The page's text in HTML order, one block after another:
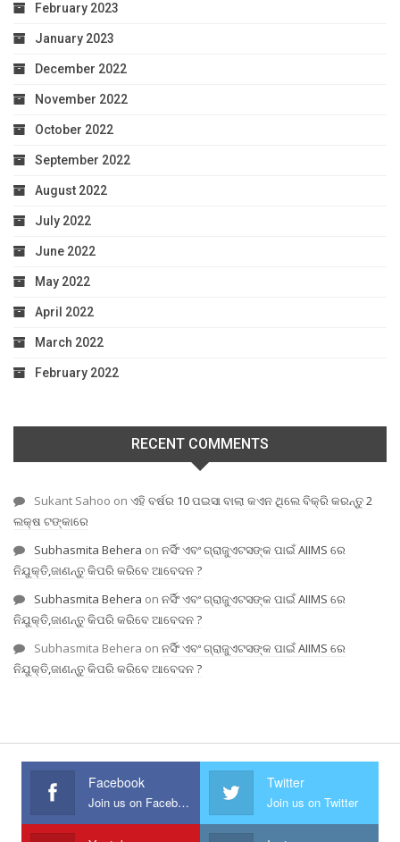
February 2023
January 2023
December 2022
November 2022
October 2022
September 2022
August 2022
July 2022
June 2022
May 2022
April 2022
March 2022
February 2022
RECENT COMMENTS
Sukant Sahoo on ଏହି ବର୍ଷର 10 ପଇସା ବାଲା କଏନ ଥିଲେ ବିକ୍ରି କରନ୍ତୁ 2
ଲକ୍ଷ ଟଙ୍କାରେ
Subhasmita Behera on ନର୍ସିଂ ଏବଂ ଗ୍ରାଜୁଏଟସଙ୍କ ପାଇଁ AIIMS ରେ
ନିଯୁକ୍ତି,ଜାଣନ୍ତୁ କିପରି କରିବେ ଆବେଦନ ?
Subhasmita Behera on ନର୍ସିଂ ଏବଂ ଗ୍ରାଜୁଏଟସଙ୍କ ପାଇଁ AIIMS ରେ
ନିଯୁକ୍ତି,ଜାଣନ୍ତୁ କିପରି କରିବେ ଆବେଦନ ?
Subhasmita Behera on ନର୍ସିଂ ଏବଂ ଗ୍ରାଜୁଏଟସଙ୍କ ପାଇଁ AIIMS ରେ
ନିଯୁକ୍ତି,ଜାଣନ୍ତୁ କିପରି କରିବେ ଆବେଦନ ?
Facebook
Join us on Facebook
Twitter
Join us on Twitter